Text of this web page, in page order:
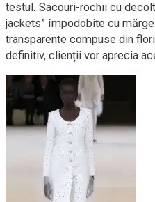
testul. Sacouri-rochii cu
jackets” împodobite cu
transparente compuse din
definitiv, clienții vor aprecia